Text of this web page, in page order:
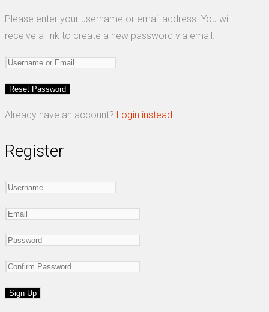
Please enter your username or email address. You will
receive a link to create a new password via email.
Already have an account? Login instead
Register